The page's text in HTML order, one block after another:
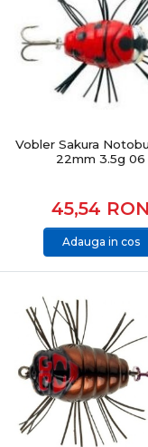
Vobler Sakura
22mm 3.5g 06
45,54 RON
Adauga in cos